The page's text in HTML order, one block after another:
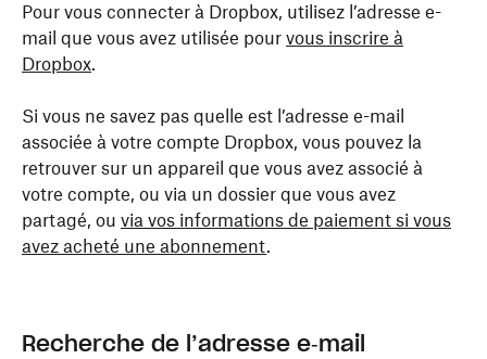
Pour vous connecter à Dropbox, utilisez l’adresse e-
mail que vous avez utilisée pour vous inscrire à
Dropbox.
Si vous ne savez pas quelle est l’adresse e-mail
associée à votre compte Dropbox, vous pouvez la
retrouver sur un appareil que vous avez associé à
votre compte, ou via un dossier que vous avez
partagé, ou via vos informations de paiement si vous
avez acheté une abonnement.
Recherche de l’adresse e‑mail